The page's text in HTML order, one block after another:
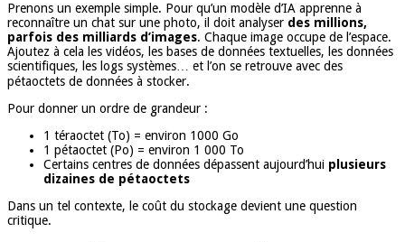
Prenons un exemple simple. Pour qu’un modèle d’IA apprenne à
reconnaître un chat sur une photo, il doit analyser des millions,
parfois des milliards d’images. Chaque image occupe de l’espace.
Ajoutez à cela les vidéos, les bases de données textuelles, les données
scientifiques, les logs systèmes… et l’on se retrouve avec des
pétaoctets de données à stocker.
Pour donner un ordre de grandeur :
1 téraoctet (To) = environ 1000 Go
1 pétaoctet (Po) = environ 1 000 To
Certains centres de données dépassent aujourd’hui plusieurs
dizaines de pétaoctets
Dans un tel contexte, le coût du stockage devient une question
critique.